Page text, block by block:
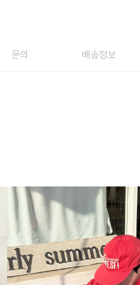
문의 배송정보